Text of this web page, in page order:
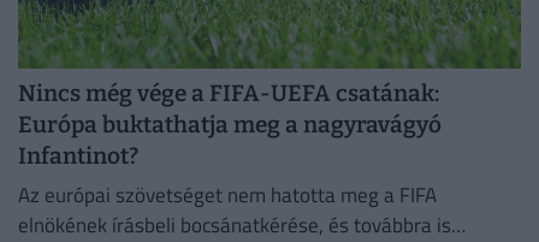
Nincs még vége a FIFA-UEFA csatának:
Európa buktathatja meg a nagyravágyó
Infantinot?
Az európai szövetséget nem hatotta meg a FIFA
elnökének írásbeli bocsánatkérése, és továbbra is